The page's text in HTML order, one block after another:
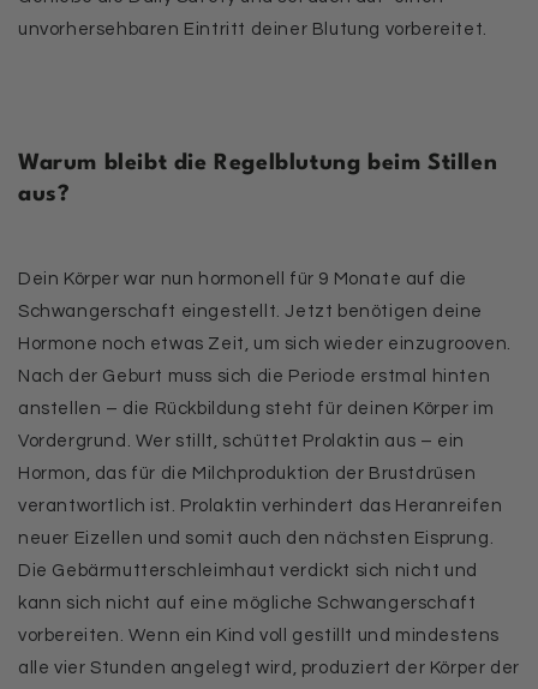
unvorhersehbaren Eintritt deiner Blutung vorbereitet.
Warum bleibt die Regelblutung beim Stillen
aus?
Dein Körper war nun hormonell für 9 Monate auf die
Schwangerschaft eingestellt. Jetzt benötigen deine
Hormone noch etwas Zeit, um sich wieder einzugrooven.
Nach der Geburt muss sich die Periode erstmal hinten
anstellen – die Rückbildung steht für deinen Körper im
Vordergrund. Wer stillt, schüttet Prolaktin aus – ein
Hormon, das für die Milchproduktion der Brustdrüsen
verantwortlich ist. Prolaktin verhindert das Heranreifen
neuer Eizellen und somit auch den nächsten Eisprung.
Die Gebärmutterschleimhaut verdickt sich nicht und
kann sich nicht auf eine mögliche Schwangerschaft
vorbereiten. Wenn ein Kind voll gestillt und mindestens
alle vier Stunden angelegt wird, produziert der Körper der